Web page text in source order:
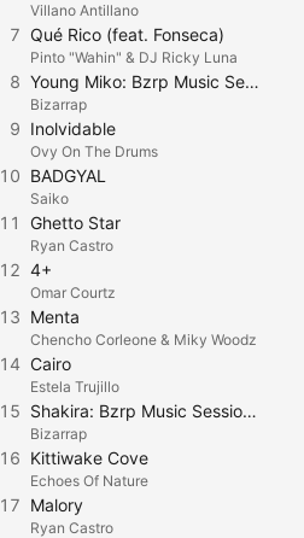
Villano Antillano
7 Qué Rico (feat. Fonseca)
Pinto "Wahin" & DJ Ricky Luna
8 Young Miko: Bzrp Music Sessions, Vol. 58
Bizarrap
9 Inolvidable
Ovy On The Drums
10 BADGYAL
Saiko
11 Ghetto Star
Ryan Castro
12 4+
Omar Courtz
13 Menta
Chencho Corleone & Miky Woodz
14 Cairo
Estela Trujillo
15 Shakira: Bzrp Music Sessions, Vol. 53
Bizarrap
16 Kittiwake Cove
Echoes Of Nature
17 Malory
Ryan Castro